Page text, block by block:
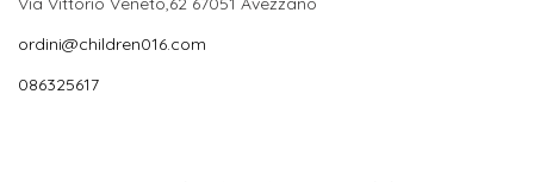
ordini@children016.com
086325617